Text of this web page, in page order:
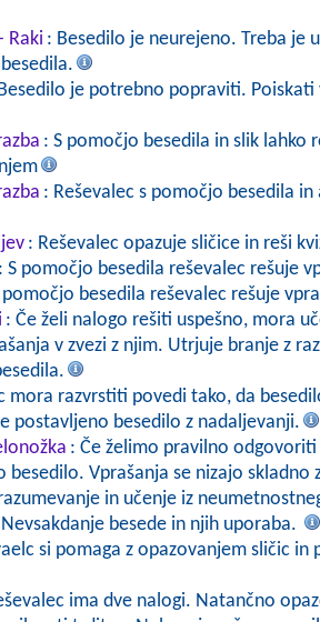
Raki : Besedilo je neurejeno. Treba je
je potrebno popraviti. Poiskati
: S pomočjo besedila in slik lahko
: Reševalec s pomočjo besedila
: Reševalec opazuje sličice in reši
: S pomočjo besedila reševalec rešuje
pomočjo besedila reševalec rešuje
: Če želi nalogo rešiti uspešno, mora
v zvezi z njim. Utrjuje branje z
mora razvrstiti povedi tako, da
postavljeno besedilo z nadaljevanji.
: Če želimo pravilno
Vprašanja se nizajo skladno
in učenje iz
besede in njih uporaba.
si pomaga z opazovanjem sličic
ima dve nalogi. Natančno